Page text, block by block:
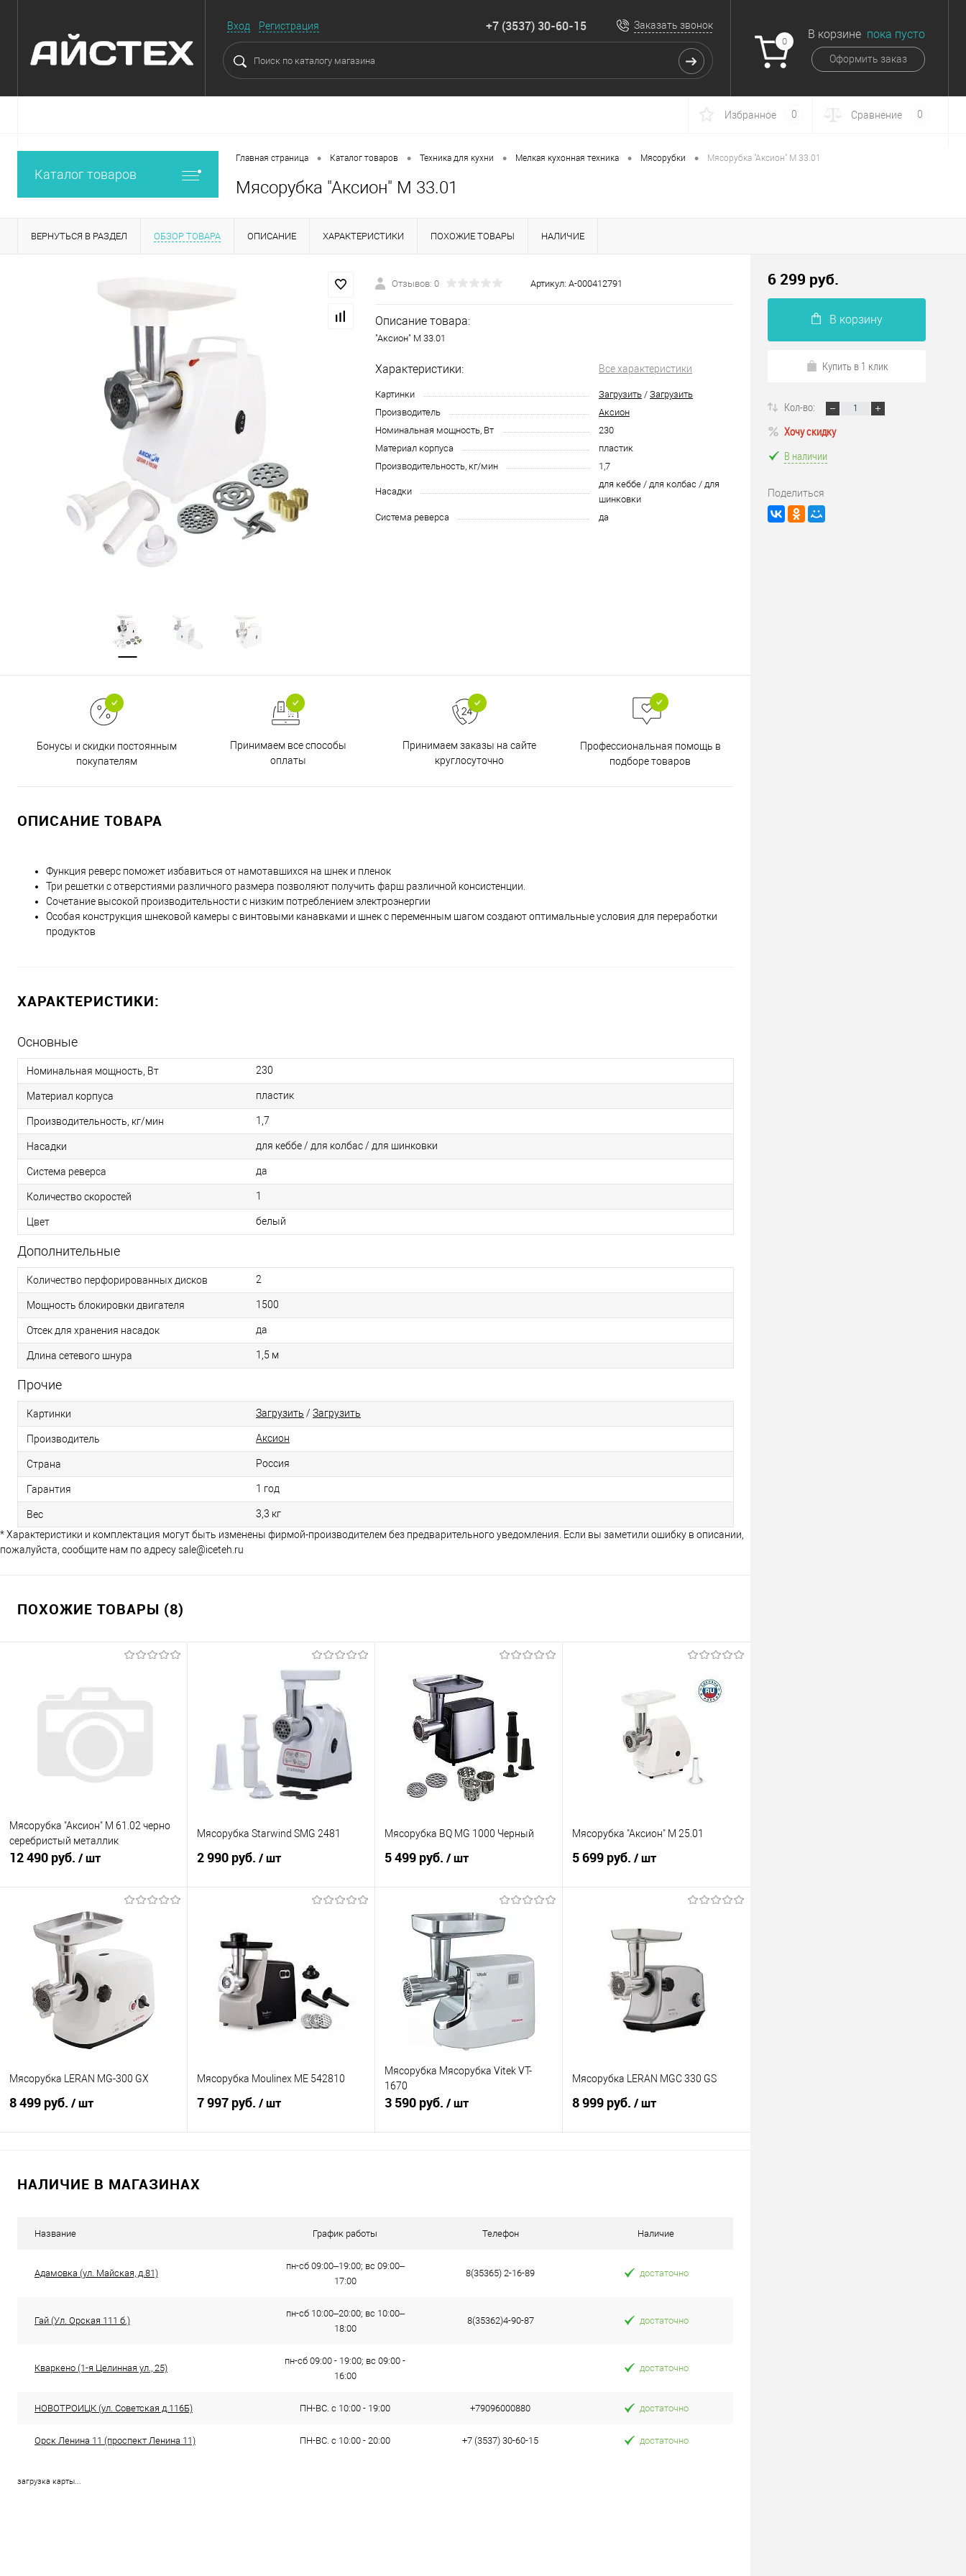
Вход Регистрация +7 (3537) 30-60-15 Заказать звонок
0
В корзине пока пусто
Оформить заказ
Избранное 0 Сравнение 0
Каталог товаров
Главная страница • Каталог товаров • Техника для кухни • Мелкая кухонная техника • Мясорубки • Мясорубка "Аксион" М 33.01
Мясорубка "Аксион" М 33.01
ВЕРНУТЬСЯ В РАЗДЕЛ ОБЗОР ТОВАРА ОПИСАНИЕ ХАРАКТЕРИСТИКИ ПОХОЖИЕ ТОВАРЫ НАЛИЧИЕ
Отзывов: 0 Артикул: А-000412791
Описание товара:
"Аксион" М 33.01
Характеристики: Все характеристики
Картинки Загрузить / Загрузить
Производитель
Аксион
Номинальная мощность, Вт
230
Материал корпуса
пластик
Производительность, кг/мин
1,7
Насадки
для кеббе / для колбас / для
шинковки
Система реверса
да
Бонусы и скидки постоянным
покупателям
Принимаем все способы
оплаты
Принимаем заказы на сайте
круглосуточно
Профессиональная помощь в
подборе товаров
ОПИСАНИЕ ТОВАРА
Функция реверс поможет избавиться от намотавшихся на шнек и пленок
Три решетки с отверстиями различного размера позволяют получить фарш различной консистенции.
Сочетание высокой производительности с низким потреблением электроэнергии
Особая конструкция шнековой камеры с винтовыми канавками и шнек с переменным шагом создают оптимальные условия для переработки
продуктов
ХАРАКТЕРИСТИКИ:
Основные
Номинальная мощность, Вт 230
Материал корпуса пластик
Производительность, кг/мин 1,7
Насадки для кеббе / для колбас / для шинковки
Система реверса да
Количество скоростей 1
Цвет белый
Дополнительные
Количество перфорированных дисков 2
Мощность блокировки двигателя 1500
Отсек для хранения насадок да
Длина сетевого шнура 1,5 м
Прочие
Картинки Загрузить / Загрузить
Производитель Аксион
Страна Россия
Гарантия 1 год
Вес
3,3 кг
* Характеристики и комплектация могут быть изменены фирмой-производителем без предварительного уведомления. Если вы заметили ошибку в описании,
пожалуйста, сообщите нам по адресу sale@iceteh.ru
ПОХОЖИЕ ТОВАРЫ (8)
Мясорубка "Аксион" М 61.02 черно
серебристый металлик
12 490 руб. / шт
В корзину
Купить в 1 клик
К сравнению
В избранное
Мясорубка Starwind SMG 2481
2 990 руб. / шт
Купить в 1 клик
В избранное
Под заказ
Мясорубка BQ MG 1000 Черный
5 499 руб. / шт
В корзину
Купить в 1 клик
В избранное
В наличии
Мясорубка "Аксион" М 25.01
5 699 руб. / шт
Купить в 1 клик
В избранное
В наличии
Мясорубка LERAN MG-300 GX
8 499 руб. / шт
Купить в 1 клик
К сравнению
Мясорубка Moulinex ME 542810
7 997 руб. / шт
Мясорубка Мясорубка Vitek VT-
1670
3 590 руб. / шт
Мясорубка LERAN MGC 330 GS
8 999 руб. / шт
НАЛИЧИЕ В МАГАЗИНАХ
Название График работы Телефон Наличие
Адамовка (ул. Майская, д.81)
пн-сб 09:00–19:00; вс 09:00–
17:00
8(35365) 2-16-89 достаточно
Гай (Ул. Орская 111 б.)
пн-сб 10:00–20:00; вс 10:00–
18:00
8(35362)4-90-87 достаточно
Кваркено (1-я Целинная ул., 25)
пн-сб 09:00 - 19:00; вс 09:00 -
16:00
достаточно
НОВОТРОИЦК (ул. Советская д.116Б) ПН-ВС. с 10:00 - 19:00 +79096000880 достаточно
Орск Ленина 11 (проспект Ленина 11) ПН-ВС. с 10:00 - 20:00 +7 (3537) 30-60-15 достаточно
загрузка карты...
6 299 руб.
В корзину
Купить в 1 клик
Кол-во:
Хочу скидку
В наличии
Поделиться